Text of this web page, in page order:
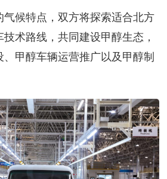
气候特点，双方将探索适合北方
术路线，共同建设甲醇生态，
甲醇车辆运营推广以及甲醇制